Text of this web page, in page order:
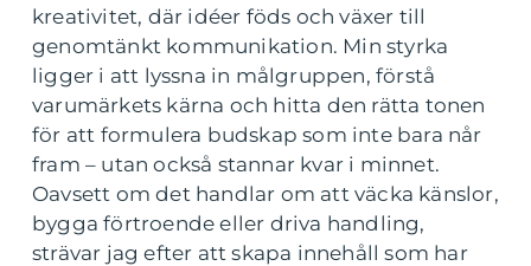
kreativitet, där idéer föds och växer till
genomtänkt kommunikation. Min styrka
ligger i att lyssna in målgruppen, förstå
varumärkets kärna och hitta den rätta tonen
för att formulera budskap som inte bara når
fram – utan också stannar kvar i minnet.
Oavsett om det handlar om att väcka känslor,
bygga förtroende eller driva handling,
strävar jag efter att skapa innehåll som har